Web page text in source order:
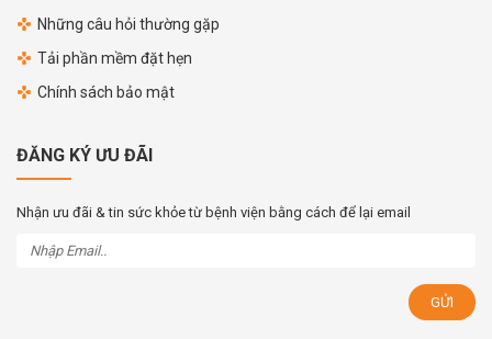
Những câu hỏi thường gặp
Tải phần mềm đặt hẹn
Chính sách bảo mật
ĐĂNG KÝ ƯU ĐÃI
Nhận ưu đãi & tin sức khỏe từ bệnh viện bằng cách để lại email